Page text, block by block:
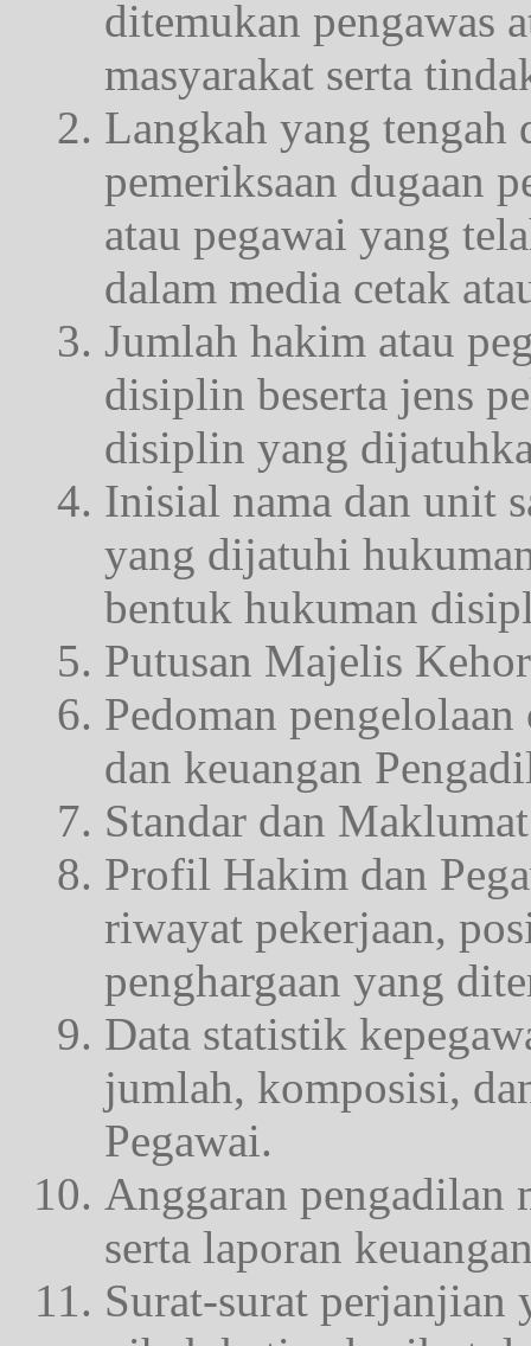
ditemukan pengawas
masyarakat serta
Langkah yang tengah
pemeriksaan dugaan
atau pegawai yang
dalam media cetak
Jumlah hakim atau
disiplin beserta jens
disiplin yang
Inisial nama dan unit
yang dijatuhi
bentuk hukuman
Putusan Majelis
Pedoman
dan keuangan
Standar dan
Profil Hakim dan
riwayat pekerjaan,
penghargaan yang
Data statistik
jumlah, komposisi,
Pegawai.
Anggaran pengadilan
serta laporan
Surat-surat perjanjian